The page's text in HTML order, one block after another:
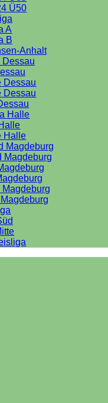
Ü50
A
B
Anhalt
Dessau
Dessau
Dessau
Halle
Halle
Magdeburg
Magdeburg